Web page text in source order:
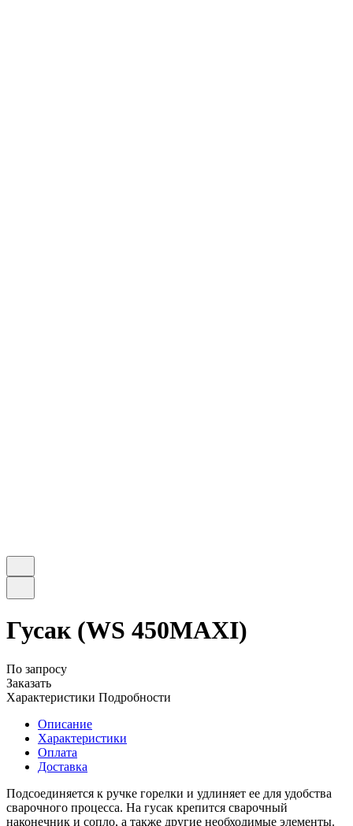
Гусак (WS 450MAXI)
По запросу
Заказать
Характеристики Подробности
Описание
Характеристики
Оплата
Доставка
Подсоединяется к ручке горелки и удлиняет ее для удобства
сварочного процесса. На гусак крепится сварочный
наконечник и сопло, а также другие необходимые элементы.